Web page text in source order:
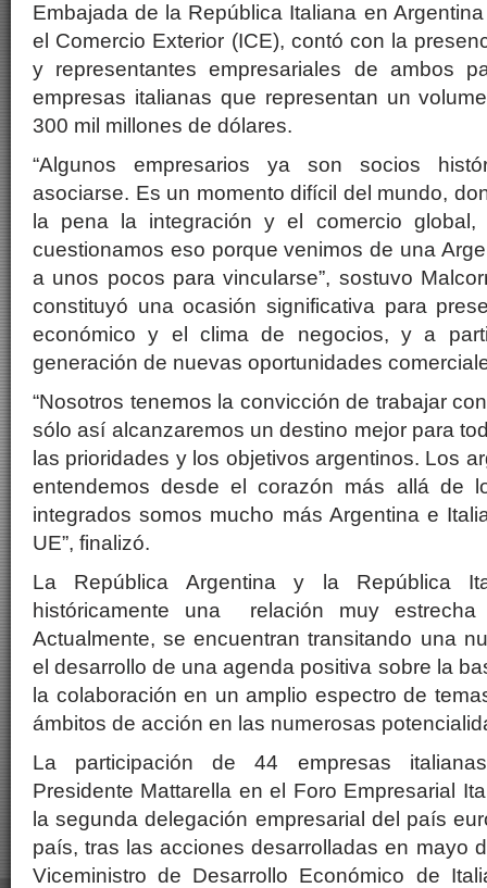
Embajada de la República Italiana en
el Comercio Exterior (ICE), contó con la
y representantes empresariales de ambos
empresas italianas que representan un
300 mil millones de dólares.
“Algunos empresarios ya son socios
asociarse. Es un momento difícil del mundo,
la pena la integración y el comercio
cuestionamos eso porque venimos de una
a unos pocos para vincularse”, sostuvo
constituyó una ocasión significativa para
económico y el clima de negocios, y a
generación de nuevas oportunidades
“Nosotros tenemos la convicción de trabajar
sólo así alcanzaremos un destino mejor para
las prioridades y los objetivos argentinos. Los
entendemos desde el corazón más allá de
integrados somos mucho más Argentina e
UE”, finalizó.
La República Argentina y la República
históricamente una relación muy
Actualmente, se encuentran transitando una
el desarrollo de una agenda positiva sobre la
la colaboración en un amplio espectro de
ámbitos de acción en las numerosas
La participación de 44 empresas
Presidente Mattarella en el Foro Empresarial
la segunda delegación empresarial del país
país, tras las acciones desarrolladas en mayo
Viceministro de Desarrollo Económico de